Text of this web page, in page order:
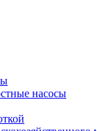
насосы